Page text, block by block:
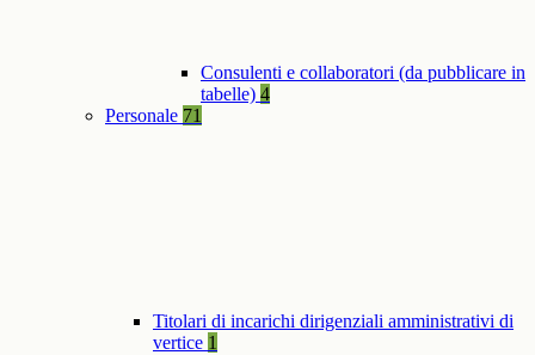
Consulenti e collaboratori (da pubblicare in
tabelle) 4
Personale 71
Titolari di incarichi dirigenziali amministrativi di
vertice 1